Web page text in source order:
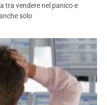
tra vendere nel panico e
solo